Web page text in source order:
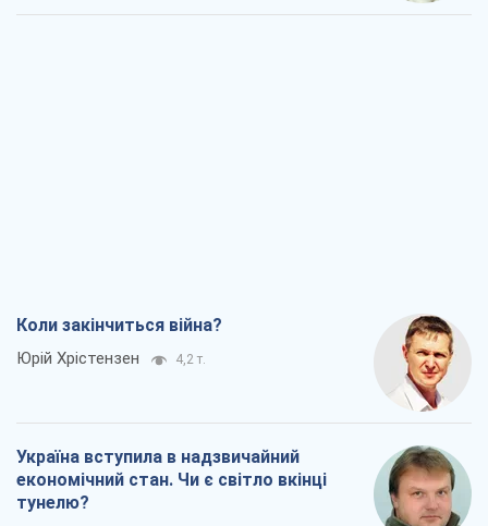
Коли закінчиться війна?
Юрій Хрістензен 4,2 т.
Україна вступила в надзвичайний
економічний стан. Чи є світло вкінці
тунелю?